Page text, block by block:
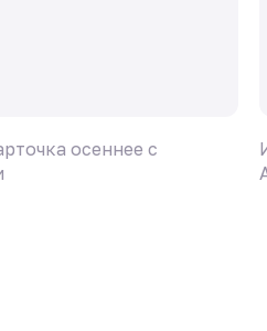
осеннее с